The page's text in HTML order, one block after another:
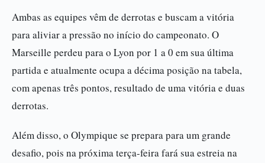
Ambas as equipes vêm de derrotas e buscam a vitória
para aliviar a pressão no início do campeonato. O
Marseille perdeu para o Lyon por 1 a 0 em sua última
partida e atualmente ocupa a décima posição na tabela,
com apenas três pontos, resultado de uma vitória e duas
derrotas.
Além disso, o Olympique se prepara para um grande
desafio, pois na próxima terça-feira fará sua estreia na